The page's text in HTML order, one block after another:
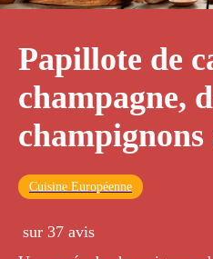
Papillote de
champagne,
Cuisine Européenne
sur 37 avis